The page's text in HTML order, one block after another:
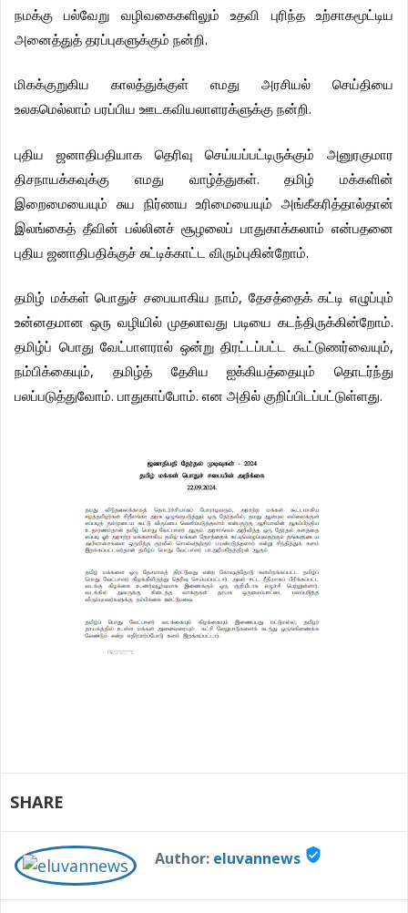
நமக்கு
பல்வேறு வழிவகைகளிலும் உதவி புரிந்த
உற்சாகமூட்டிய
அனைத்துத் தரப்புகளுக்கும் நன்றி.
மிகக்குறுகிய காலத்துக்குள் எமது அரசியல்
செய்தியை
உலகமெல்லாம் பரப்பிய ஊடகவியலாளரக்ளுக்கு நன்றி.
புதிய ஜனாதிபதியாக தெரிவு செய்யப்பட்டிருக்கும்
அனுரகுமார
திசநாயக்கவுக்கு
எமது வாழ்த்துகள்.தமிழ்
மக்களின்
இறைமையையும்
சுய நிர்ணய உரிமையையும்
அங்கீகரித்தால்தான்
இலங்கைத் தீவின் பல்லினச் சூழலைப் பாதுகாக்கலாம் என்பதனை
புதிய ஜனாதிபதிக்குச் சுட்டிக்காட்ட விரும்புகின்றோம்.
தமிழ் மக்கள் பொதுச் சபையாகிய நாம், தேசத்தைக் கட்டி எழுப்பும்
உன்னதமான ஒரு வழியில் முதலாவது படியை கடந்திருக்கின்றோம்.
தமிழ்ப் பொது வேட்பாளரால் ஒன்று திரட்டப்பட்ட கூட்டுணர்வையும்,
நம்பிக்கையும், தமிழ்த் தேசிய ஐக்கியத்தையும்
தொடர்ந்து
பலப்படுத்துவோம்.பாதுகாப்போம்.என அதில் குறிப்பிடப்பட்டுள்ளது.
SHARE
Author: eluvannews verified_user